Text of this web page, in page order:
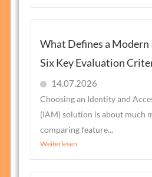
What Defines a Modern
Six Key Evaluation
14.07.2026
Choosing an Identity and
(IAM) solution is about much
comparing feature...
Weiterlesen